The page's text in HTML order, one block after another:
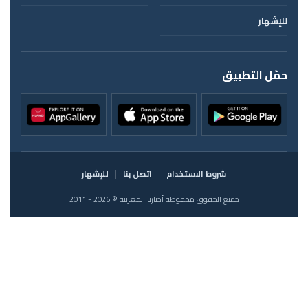
للإشهار
حمّل التطبيق
شروط الاستخدام اتصل بنا
للإشهار
جميع الحقوق محفوظة أخبارنا المغربية © 2026 - 2011